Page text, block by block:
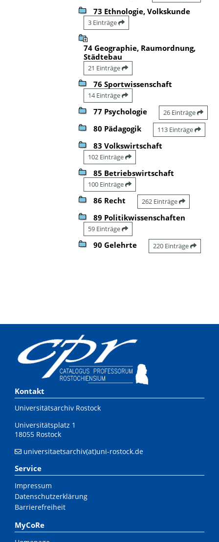
73 Ethnologie, Volkskunde
3 Einträge
74 Geographie, Raumordnung,
Städtebau
21 Einträge
76 Sportwissenschaft
14 Einträge
77 Psychologie 26 Einträge
80 Pädagogik 113 Einträge
83 Volkswirtschaft
102 Einträge
85 Betriebswirtschaft
100 Einträge
86 Recht 262 Einträge
89 Politikwissenschaften
59 Einträge
90 Gelehrte 220 Einträge
Kontakt
Universitätsarchiv Rostock
Universitätsplatz 1
18055 Rostock
universitaetsarchiv(at)uni-rostock.de
Service
Impressum
Datenschutzerklärung
Barrierefreiheit
MyCoRe